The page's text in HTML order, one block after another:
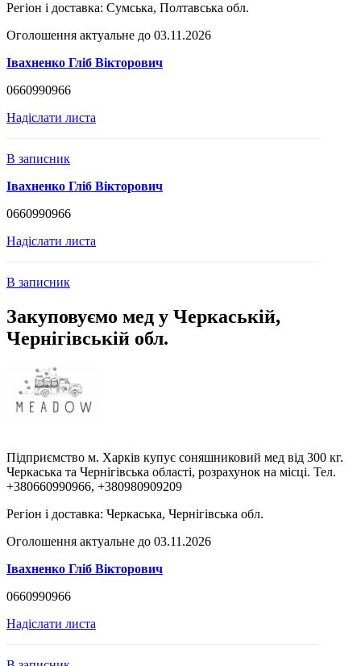
Регіон і доставка: Сумська, Полтавська обл.
Оголошення актуальне до 03.11.2026
Івахненко Гліб Вікторович
0660990966
Надіслати листа
В записник
Івахненко Гліб Вікторович
0660990966
Надіслати листа
В записник
Закуповуємо мед у Черкаській,
Чернігівській обл.
Підприємство м. Харків купує соняшниковий мед від 300 кг.
Черкаська та Чернігівська області, розрахунок на місці. Тел.
+380660990966, +380980909209
Регіон і доставка: Черкаська, Чернігівська обл.
Оголошення актуальне до 03.11.2026
Івахненко Гліб Вікторович
0660990966
Надіслати листа